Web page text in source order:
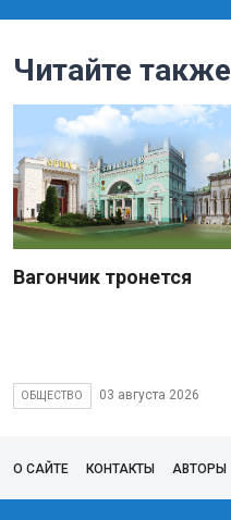
Читайте также
Вагончик тронется
ОБЩЕСТВО 03 августа 2026
О САЙТЕ КОНТАКТЫ АВТОРЫ